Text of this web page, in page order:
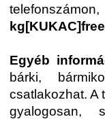
Egyéb
bárki,
csatlakozhat. A
gyalogosan,